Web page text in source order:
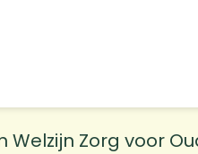
Zorg voor